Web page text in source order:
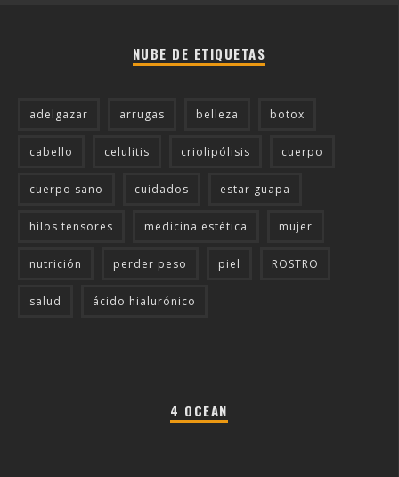
NUBE DE ETIQUETAS
adelgazar arrugas belleza botox
cabello celulitis criolipólisis cuerpo
cuerpo sano cuidados estar guapa
hilos tensores medicina estética mujer
nutrición perder peso piel ROSTRO
salud ácido hialurónico
4 OCEAN